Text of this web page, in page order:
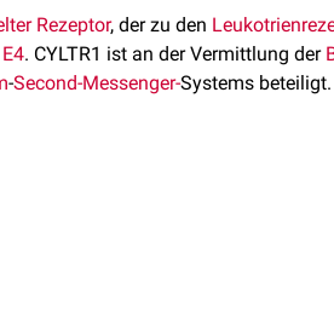
Rezeptor, der zu den
E4. CYLTR1 ist an der Vermittlung der
-Second-Messenger-Systems beteiligt.